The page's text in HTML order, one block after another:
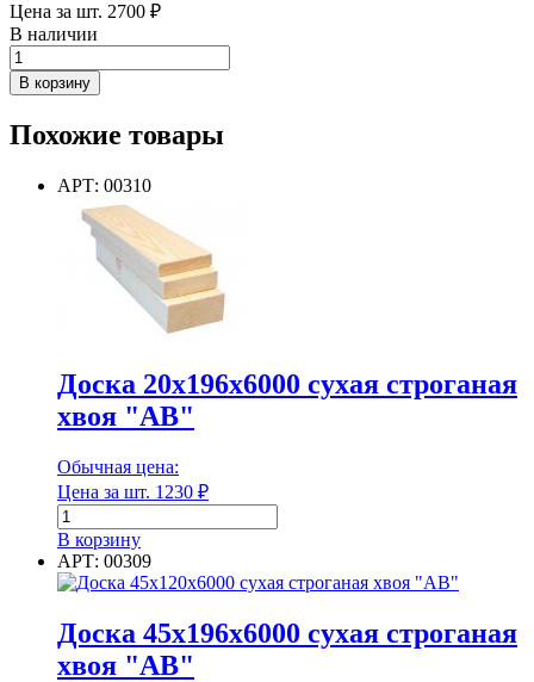
Цена за шт. 2700 ₽
В наличии
Количество
товара
Брус
150х150х6000
В корзину
Похожие товары
АРТ: 00310
Доска 20х196х6000 сухая строганая
хвоя "АВ"
Обычная цена:
Цена за шт. 1230 ₽
Количество
товара
Доска
20х196х6000
сухая
строганая
хвоя
"АВ"
В корзину
АРТ: 00309
Доска 45х196х6000 сухая строганая
хвоя "АВ"